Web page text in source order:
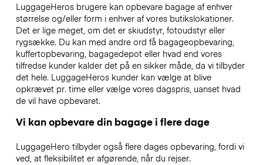
LuggageHeros brugere kan opbevare bagage af enhver
størrelse og/eller form i enhver af vores butikslokationer.
Det er lige meget, om det er skiudstyr, fotoudstyr eller
rygsække. Du kan med andre ord få bagageopbevaring,
kuffertopbevaring, bagagedepot eller hvad end vores
tilfredse kunder kalder det på en sikker måde, da vi tilbyder
det hele. LuggageHeros kunder kan vælge at blive
opkrævet pr. time eller vælge vores dagspris, uanset hvad
de vil have opbevaret.
Vi kan opbevare din bagage i flere dage
LuggageHero tilbyder også flere dages opbevaring, fordi vi
ved, at fleksibilitet er afgørende, når du rejser.